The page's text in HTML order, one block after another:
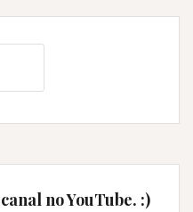
no YouTube. :)